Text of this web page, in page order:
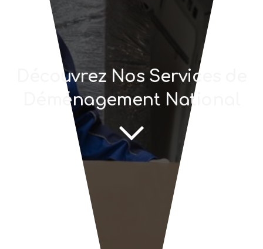
Découvrez Nos Services de
Déménagement National